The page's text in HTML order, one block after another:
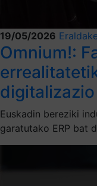
19/05/2026
Omnium!:
Euskadin bereziki
garatutako ERP bat